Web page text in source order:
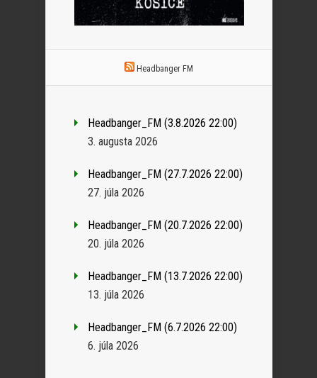
Headbanger FM
Headbanger_FM (3.8.2026 22:00)
3. augusta 2026
Headbanger_FM (27.7.2026 22:00)
27. júla 2026
Headbanger_FM (20.7.2026 22:00)
20. júla 2026
Headbanger_FM (13.7.2026 22:00)
13. júla 2026
Headbanger_FM (6.7.2026 22:00)
6. júla 2026